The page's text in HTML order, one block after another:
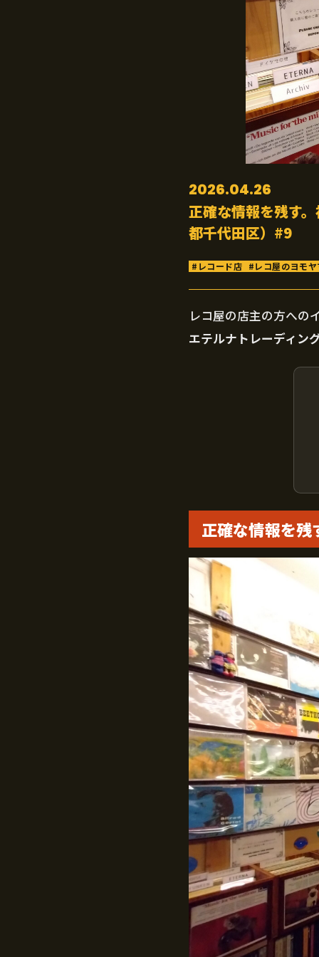
2026.04.26
正確な情報を残す
都千代田区）#9
レコード店 レコ屋のヨモ
レコ屋の店主の方への
エテルナトレーディン
正確な情報を残